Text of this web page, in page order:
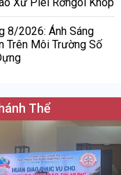
8/2026: Ánh Sáng
Trên Môi Trường Số
Thể